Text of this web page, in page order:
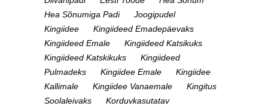
Hea Sõnumiga Padi
Joogipudel
Kingiidee
Kingiideed Emadepäevaks
Kingiideed Emale
Kingiideed Katsikuks
Kingiideed Katskikuks
Kingiideed
Pulmadeks
Kingiidee Emale
Kingiidee
Kallimale
Kingiidee Vanaemale
Kingitus
Soolaleivaks
Korduvkasutatav